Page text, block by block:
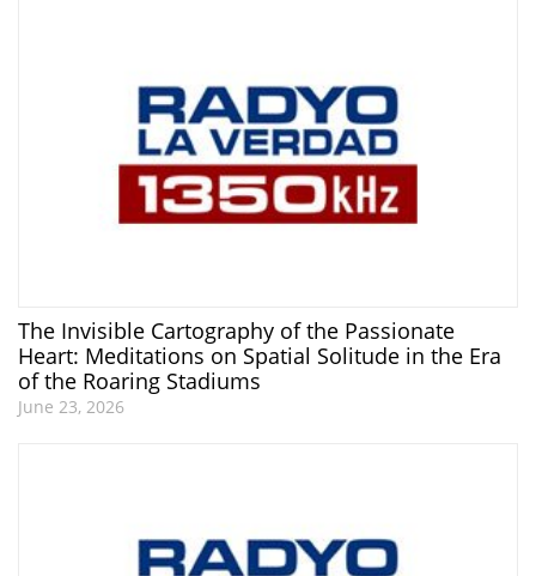
The Invisible Cartography of the Passionate
Heart: Meditations on Spatial Solitude in the Era
of the Roaring Stadiums
June 23, 2026